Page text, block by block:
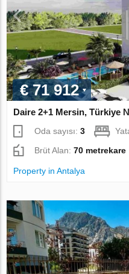
€ 71 912
Daire 2+1 Mersin, Türkiye
Oda sayısı:3
Brüt Alan:70 metrekare
Property in Antalya